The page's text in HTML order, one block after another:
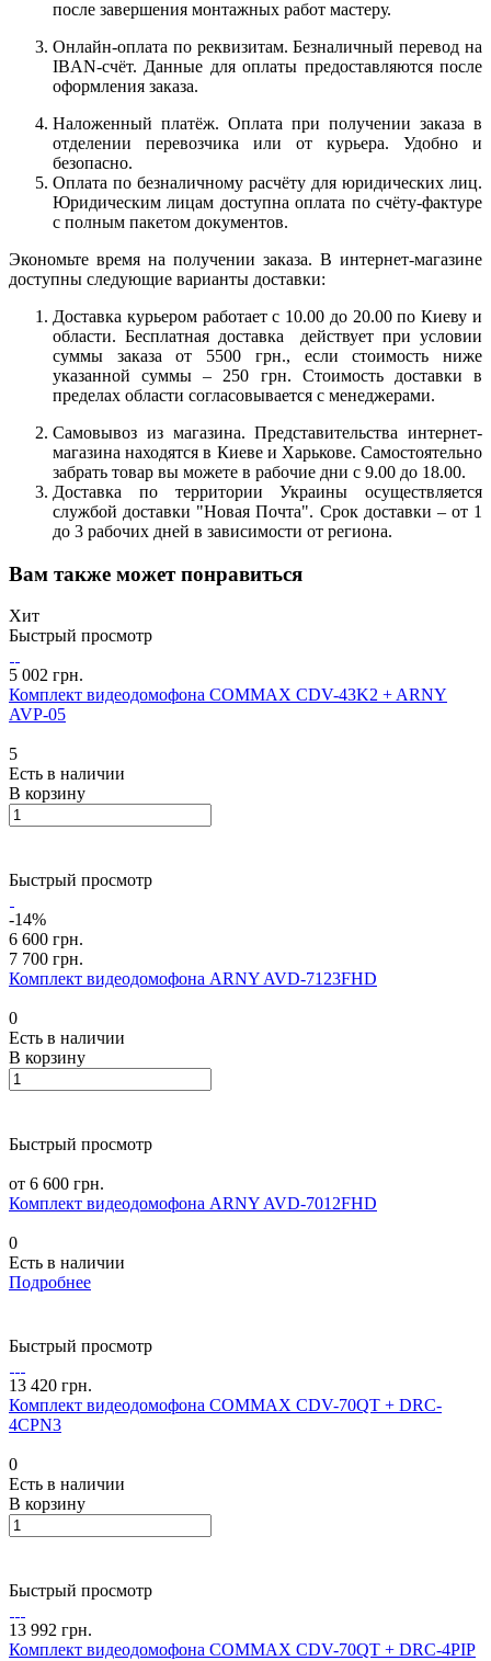
после завершения монтажных работ мастеру.
Онлайн-оплата по реквизитам. Безналичный перевод на
IBAN-счёт. Данные для оплаты предоставляются после
оформления заказа.
Наложенный платёж. Оплата при получении заказа в
отделении перевозчика или от курьера. Удобно и
безопасно.
Оплата по безналичному расчёту для юридических лиц.
Юридическим лицам доступна оплата по счёту-фактуре
с полным пакетом документов.
Экономьте время на получении заказа. В интернет-магазине
доступны следующие варианты доставки:
Доставка курьером работает с 10.00 до 20.00 по Киеву и
области. Бесплатная доставка действует при условии
суммы заказа от 5500 грн., если стоимость ниже
указанной суммы – 250 грн. Стоимость доставки в
пределах области согласовывается с менеджерами.
Самовывоз из магазина. Представительства интернет-
магазина находятся в Киеве и Харькове. Самостоятельно
забрать товар вы можете в рабочие дни с 9.00 до 18.00.
Доставка по территории Украины осуществляется
службой доставки "Новая Почта". Срок доставки – от 1
до 3 рабочих дней в зависимости от региона.
Вам также может понравиться
Хит
Быстрый просмотр
5 002 грн.
Комплект видеодомофона COMMAX CDV-43K2 + ARNY
AVP-05
5
Есть в наличии
В корзину
Быстрый просмотр
-14%
6 600 грн.
7 700 грн.
Комплект видеодомофона ARNY AVD-7123FHD
0
Есть в наличии
В корзину
Быстрый просмотр
от 6 600 грн.
Комплект видеодомофона ARNY AVD-7012FHD
0
Есть в наличии
Подробнее
Быстрый просмотр
13 420 грн.
Комплект видеодомофона COMMAX CDV-70QT + DRC-
4CPN3
0
Есть в наличии
В корзину
Быстрый просмотр
13 992 грн.
Комплект видеодомофона COMMAX CDV-70QT + DRC-4PIP